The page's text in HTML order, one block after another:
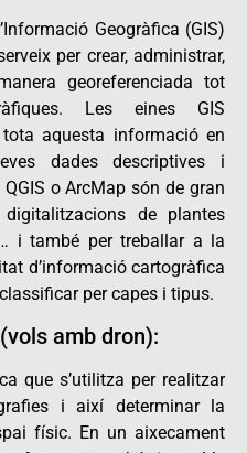
Geogràfica (GIS)
per crear, administrar,
georeferenciada tot
Les eines GIS
tota aquesta informació en
dades descriptives i
o ArcMap són de gran
de plantes
i també per treballar a la
d’informació cartogràfica
per capes i tipus.
amb dron):
que s’utilitza per realitzar
i així determinar la
físic. En un aixecament